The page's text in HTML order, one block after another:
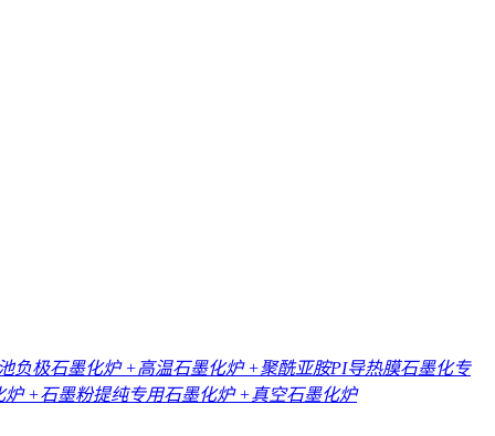
负极石墨化炉+高温石墨化炉+聚酰亚胺PI导热膜石墨化专
炉+石墨粉提纯专用石墨化炉+真空石墨化炉